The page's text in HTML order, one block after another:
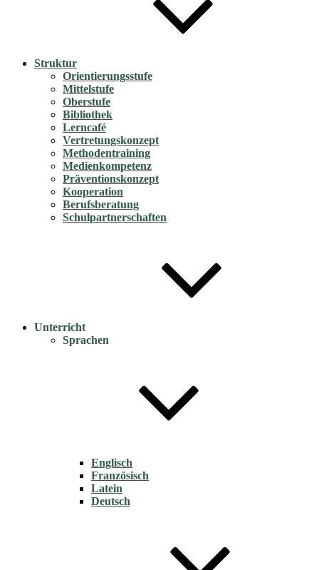
Struktur
Orientierungsstufe
Mittelstufe
Oberstufe
Bibliothek
Lerncafé
Vertretungskonzept
Methodentraining
Medienkompetenz
Präventionskonzept
Kooperation
Berufsberatung
Schulpartnerschaften
Unterricht
Sprachen
Englisch
Französisch
Latein
Deutsch